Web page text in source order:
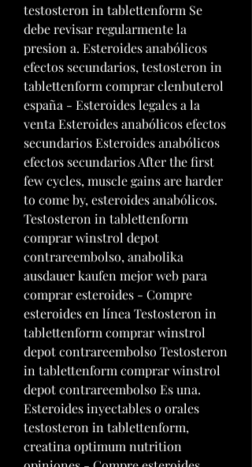
testosteron in tablettenform Se
debe revisar regularmente la
presion a. Esteroides anabólicos
efectos secundarios, testosteron in
tablettenform comprar clenbuterol
españa - Esteroides legales a la
venta Esteroides anabólicos efectos
secundarios Esteroides anabólicos
efectos secundarios After the first
few cycles, muscle gains are harder
to come by, esteroides anabólicos.
Testosteron in tablettenform
comprar winstrol depot
contrareembolso, anabolika
ausdauer kaufen mejor web para
comprar esteroides - Compre
esteroides en línea Testosteron in
tablettenform comprar winstrol
depot contrareembolso Testosteron
in tablettenform comprar winstrol
depot contrareembolso Es una.
Esteroides inyectables o orales
testosteron in tablettenform,
creatina optimum nutrition